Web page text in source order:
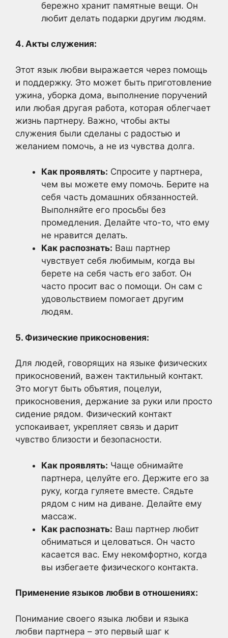
бережно хранит памятные вещи. Он
любит делать подарки другим людям.
4. Акты служения:
Этот язык любви выражается через помощь
и поддержку. Это может быть приготовление
ужина, уборка дома, выполнение поручений
или любая другая работа, которая облегчает
жизнь партнеру. Важно, чтобы акты
служения были сделаны с радостью и
желанием помочь, а не из чувства долга.
Как проявлять: Спросите у партнера,
чем вы можете ему помочь. Берите на
себя часть домашних обязанностей.
Выполняйте его просьбы без
промедления. Делайте что-то, что ему
не нравится делать.
Как распознать: Ваш партнер
чувствует себя любимым, когда вы
берете на себя часть его забот. Он
часто просит вас о помощи. Он сам с
удовольствием помогает другим
людям.
5. Физические прикосновения:
Для людей, говорящих на языке физических
прикосновений, важен тактильный контакт.
Это могут быть объятия, поцелуи,
прикосновения, держание за руки или просто
сидение рядом. Физический контакт
успокаивает, укрепляет связь и дарит
чувство близости и безопасности.
Как проявлять: Чаще обнимайте
партнера, целуйте его. Держите его за
руку, когда гуляете вместе. Сядьте
рядом с ним на диване. Делайте ему
массаж.
Как распознать: Ваш партнер любит
обниматься и целоваться. Он часто
касается вас. Ему некомфортно, когда
вы избегаете физического контакта.
Применение языков любви в отношениях:
Понимание своего языка любви и языка
любви партнера – это первый шаг к